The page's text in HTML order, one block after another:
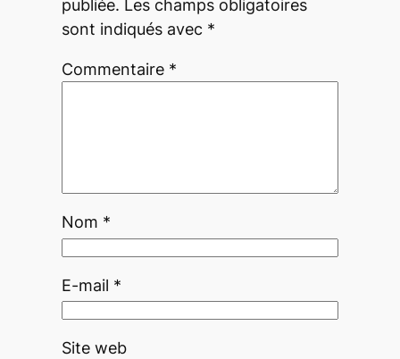
publiée. Les champs obligatoires
sont indiqués avec *
Commentaire *
Nom *
E-mail *
Site web